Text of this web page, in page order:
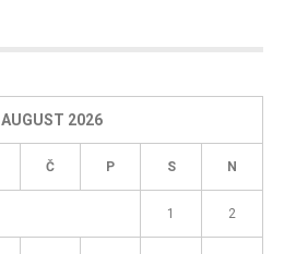
AUGUST 2026
Č P S N
1 2